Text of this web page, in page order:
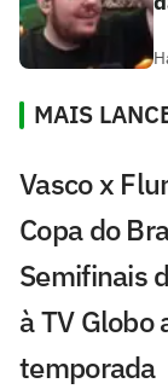
MAIS
Vasco x
Copa do
Semifinais
à TV Globo
temporada